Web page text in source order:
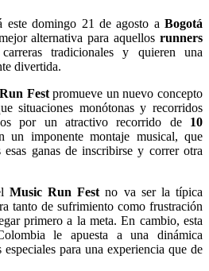
este domingo 21 de agosto aBogotá
alternativa para aquellos runners
tradicionales y quieren una
divertida.
Festpromueve un nuevo concepto
situaciones monótonas y recorridos
por un atractivo recorrido de 10
un imponente montaje musical, que
esas ganas de inscribirse y correr otra
Music Run Fest no va ser la típica
tanto de sufrimiento como frustración
primero a la meta. En cambio, esta
le apuesta a una dinámica
para una experiencia que de